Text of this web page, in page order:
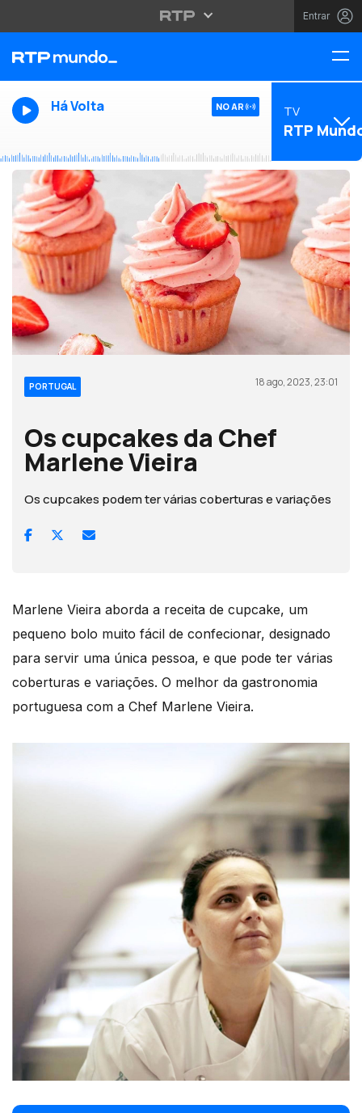
Entrar
Há Volta NO AR TV
RTP
PORTUGAL 18 ago, 2023, 23:01
Os cupcakes da Chef
Marlene Vieira
Os cupcakes podem ter várias coberturas e variações
Marlene Vieira aborda a receita de cupcake, um
pequeno bolo muito fácil de confecionar, designado
para servir uma única pessoa, e que pode ter várias
coberturas e variações. O melhor da gastronomia
portuguesa com a Chef Marlene Vieira.